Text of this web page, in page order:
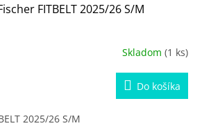
FITBELT 2025/26 S/M
Skladom (1 ks)
Do košíka
2025/26 S/M